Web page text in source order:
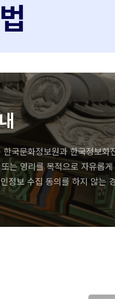
국문화정보원과 한국정보
는 영리를 목적으로 자유롭
정보 수집 동의를 하지 않는